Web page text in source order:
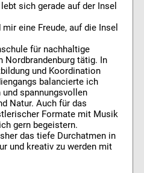
sich gerade auf der Insel
eine Freude, auf die Insel
für nachhaltige
Nordbrandenburg tätig. In
und Koordination
balancierte ich
spannungsvollen
Natur. Auch für das
Formate mit Musik
gern begeistern.
das tiefe Durchatmen in
und kreativ zu werden mit